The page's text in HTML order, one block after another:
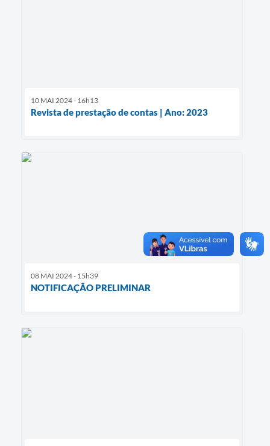
10 MAI 2024 - 16h13
Revista de prestação de contas | Ano: 2023
08 MAI 2024 - 15h39
NOTIFICAÇÃO PRELIMINAR